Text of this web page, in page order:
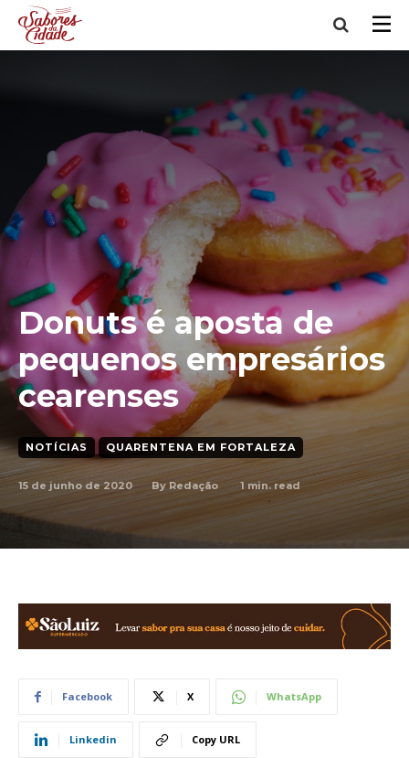
Donuts é aposta de
pequenos empresários
cearenses
NOTÍCIAS QUARENTENA EM FORTALEZA
15 de junho de 2020 By Redação 1 min. read
Facebook X WhatsApp
Linkedin Copy URL